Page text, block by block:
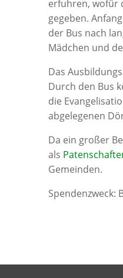
erfuhren, wofür
gegeben.
der Bus nach
Mädchen und
Das
Durch den Bus
die
abgelegenen
Da ein großer
als
Gemeinden.
Spendenzweck: